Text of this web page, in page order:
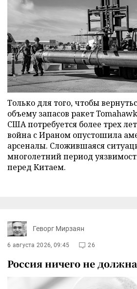
Только для того, чтобы
объему запасов ракет
США потребуется более трех
война с Ираном опустошила
арсеналы. Сложившаяся
многолетний период
перед Китаем.
Геворг Мирзаян
6 августа 2026, 09:45 26
Россия ничего не